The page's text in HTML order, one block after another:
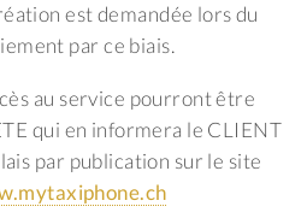
est demandée lors du
par ce biais.
au service pourront être
qui en informera le CLIENT
par publication sur le site